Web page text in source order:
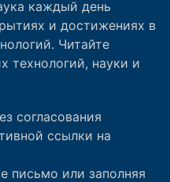
каждый день
и достижениях в
Читайте
технологий, науки и
согласования
ссылки на
письмо или заполняя